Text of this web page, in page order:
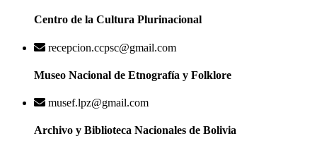
Centro de la Cultura Plurinacional
recepcion.ccpsc@gmail.com
Museo Nacional de Etnografía y Folklore
musef.lpz@gmail.com
Archivo y Biblioteca Nacionales de Bolivia